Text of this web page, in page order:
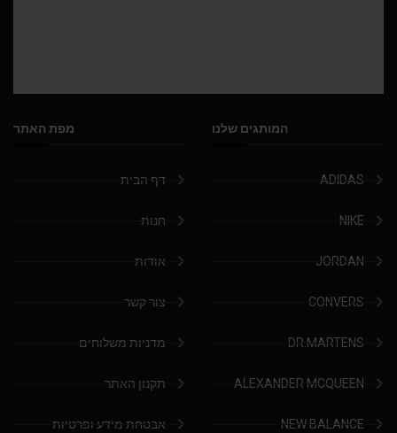
המותגים שלנו
ADIDAS
NIKE
JORDAN
CONVERS
DR.MARTENS
ALEXANDER MCQUEEN
NEW BALANCE
מפת האתר
דף הבית
חנות
אודות
צור קשר
מדניות משלוחים
תקנון האתר
אבטחת מידע ופרטיות